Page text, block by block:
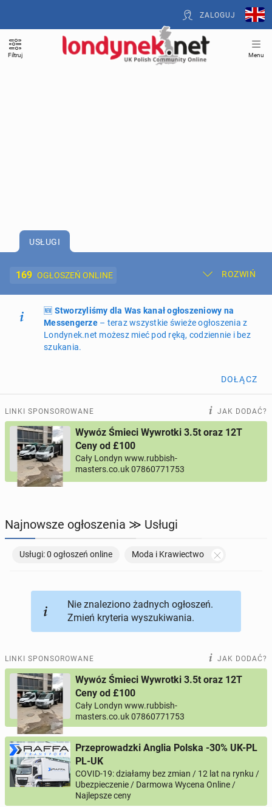
ZALOGUJ
Filtruj Menu
USŁUGI
169 OGŁOSZEŃ ONLINE ROZWIŃ
Dodaj ogłoszenie Moje ogłoszenia
Oferta i cennik ogłoszeń
ogłoszeń online
PROFILE KANDYDATÓW 308profili online
USŁUGI 169
KUPIĘ & SPRZEDAM
🆕 Stworzyliśmy dla Was kanał ogłoszeniowy na
Messengerze– teraz wszystkie świeże ogłoszenia z
Londynek.net możesz mieć pod ręką, codziennie i bez
szukania.
DOŁĄCZ
LINKI SPONSOROWANE JAK DODAĆ?
Wywóz Śmieci Wywrotki 3.5t oraz 12T
Ceny od £100
Cały Londyn www.rubbish-
masters.co.uk 07860771753
Najnowsze ogłoszenia ≫ Usługi
Usługi: 0 ogłoszeń online Moda i Krawiectwo
Nie znaleziono żadnych ogłoszeń.
Zmień kryteria wyszukiwania.
LINKI SPONSOROWANE JAK DODAĆ?
Wywóz Śmieci Wywrotki 3.5t oraz 12T
Ceny od £100
Cały Londyn www.rubbish-
masters.co.uk 07860771753
Przeprowadzki Anglia Polska -30% UK-PL
PL-UK
COVID-19: działamy bez zmian / 12 lat na rynku /
Ubezpieczenie / Darmowa Wycena Online /
Najlepsze ceny